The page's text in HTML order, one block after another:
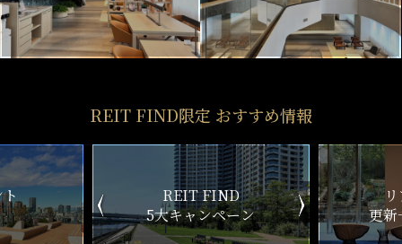
REIT FIND限定 おすすめ情報
ーン
リアルタイム
更新一覧チェック